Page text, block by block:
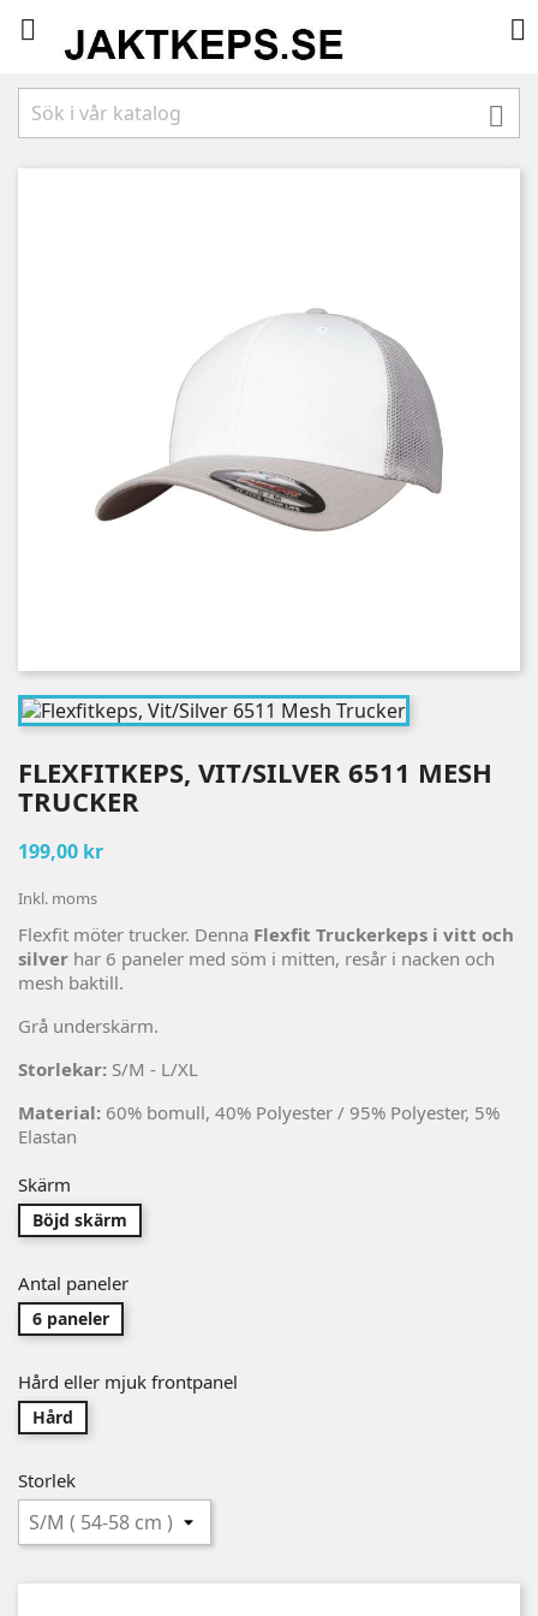
 

FLEXFITKEPS, VIT/SILVER 6511 MESH
TRUCKER
199,00 kr
Inkl. moms
Flexfit möter trucker. Denna Flexfit Truckerkeps i vitt och
silver har 6 paneler med söm i mitten, resår i nacken och
mesh baktill.
Grå underskärm.
Storlekar: S/M - L/XL
Material: 60% bomull, 40% Polyester / 95% Polyester, 5%
Elastan
Skärm
Böjd skärm
Antal paneler
6 paneler
Hård eller mjuk frontpanel
Hård
Storlek